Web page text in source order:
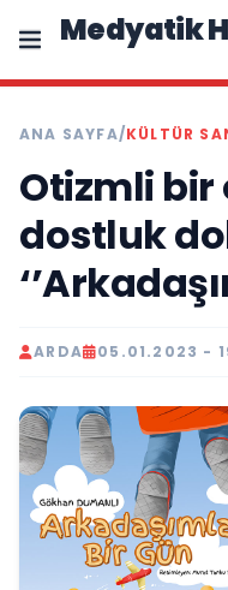
Medyatik
ANA SAYFA/KÜLTÜR
Otizmli
dostluk
ARDA 05.01.2023 -